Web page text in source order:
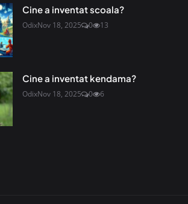
Cine a inventat scoala?
OdixNov 18, 2025 0 13
Cine a inventat kendama?
OdixNov 18, 2025 0 6